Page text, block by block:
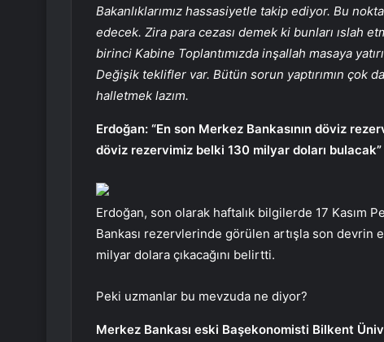
Bakanlıklarımız hassasiyetle takip ediyor. Bu
edecek. Zira para cezası demek ki bunları ıslah
birinci Kabine Toplantımızda inşallah masaya
Değişik teklifler var. Bütün sorun yaptırımın çok
halletmek lazım.
Erdoğan: “En son Merkez Bankasının döviz
döviz rezervimiz belki 130 milyar doları bulacak”
Erdoğan, son olarak haftalık bilgilerde 17 Kasım
Bankası rezervlerinde görülen artışla son
milyar dolara çıkacağını belirtti.
Peki uzmanlar bu mevzuda ne diyor?
Merkez Bankası eski Başekonomisti Bilkent